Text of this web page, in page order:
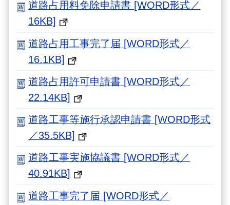
道路占用料免除申請書 [WORD形式／
16KB]
道路占用工事完了届 [WORD形式／
16.1KB]
道路占用許可申請書 [WORD形式／
22.14KB]
道路工事等施行承認申請書 [WORD形式
／35.5KB]
道路工事実施協議書 [WORD形式／
40.91KB]
道路工事完了届 [WORD形式／